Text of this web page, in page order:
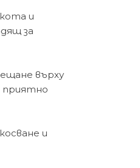
и
за
върху
приятно
и